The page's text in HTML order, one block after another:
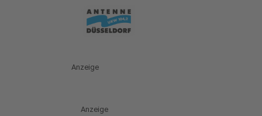
Anzeige
Anzeige